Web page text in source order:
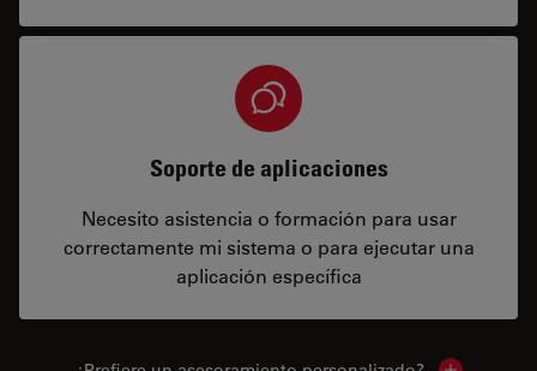
Soporte de aplicaciones
Necesito asistencia o formación para usar
correctamente mi sistema o para ejecutar una
aplicación específica